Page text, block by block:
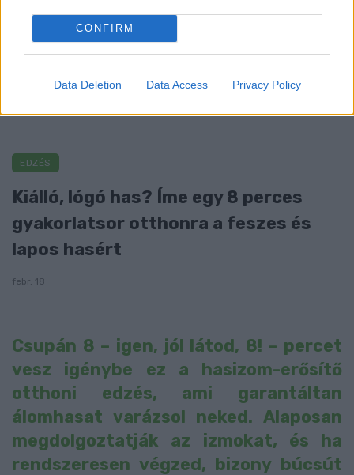
CONFIRM
Data Deletion Data Access Privacy Policy
EDZÉS
Kiálló, lógó has? Íme egy 8 perces
gyakorlatsor otthonra a feszes és
lapos hasért
febr. 18
Csupán 8 – igen, jól látod, 8! – percet
vesz igénybe ez a hasizom-erősítő
otthoni edzés, ami garantáltan
álomhasat varázsol neked. Alaposan
megdolgoztatják az izmokat, és ha
rendszeresen végzed, bizony búcsút